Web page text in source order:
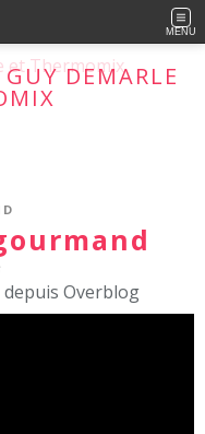
MENU
DEMARLE
maxi !
Overblog